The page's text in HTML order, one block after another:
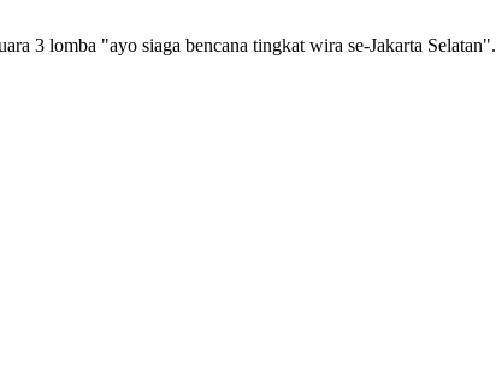
3 lomba "ayo siaga bencana tingkat wira se-Jakarta Selatan".